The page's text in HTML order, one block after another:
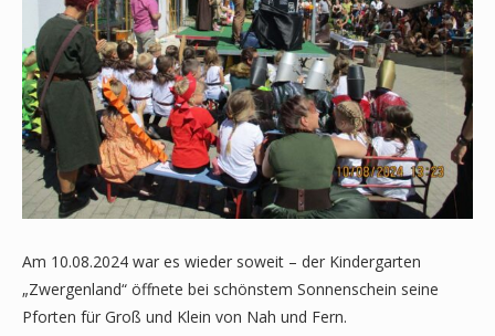
Am 10.08.2024 war es wieder soweit – der Kindergarten
„Zwergenland“ öffnete bei schönstem Sonnenschein seine
Pforten für Groß und Klein von Nah und Fern.